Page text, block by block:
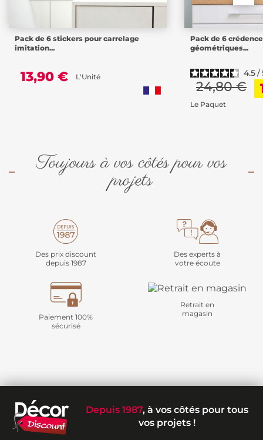
Pack de 6 stickers pour carrelage
imitation...
13,90 € L'Unité
Pack de 6
géométriques...
4.5/
24,80 €
Le Paquet
Toujours à vos côtés pour vos
projets
Des prix discount
depuis 1987
Des experts à
votre écoute
Paiement 100%
sécurisé
Retrait en
magasin
Depuis 1987, à vos côtés pour tous
vos projets !